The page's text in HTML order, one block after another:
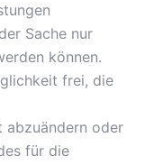
Sache nur
können.
frei, die
abzuändern oder
für die